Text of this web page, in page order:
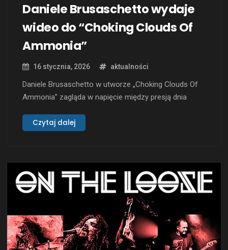
Daniele Brusaschetto wydaje
wideo do “Choking Clouds Of
Ammonia”
16 stycznia, 2026 aktualności
Daniele Brusaschetto w utworze „Choking Clouds Of
Ammonia” zagląda w napięcie między presją dnia
kompozycja osadzona w lęku, rutynie i bezlitosnej
ucieka w metafory dla samej estetyki – raczej notuje
stany, …
Czytaj dalej